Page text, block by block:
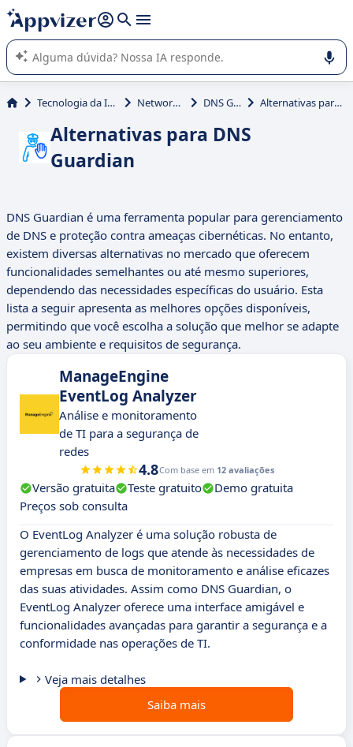
de nossa IA (várias linhas com
A IA do Appvizer o orienta no uso ou na seleção de software
SaaS para sua empresa.
Tecnologia da Informação (TI) Network Security DNS Guardian Alternativas para DNS Guardian
Alternativas para DNS
Guardian
DNS Guardian é uma ferramenta popular para gerenciamento
de DNS e proteção contra ameaças cibernéticas. No entanto,
existem diversas alternativas no mercado que oferecem
funcionalidades semelhantes ou até mesmo superiores,
dependendo das necessidades específicas do usuário. Esta
lista a seguir apresenta as melhores opções disponíveis,
permitindo que você escolha a solução que melhor se adapte
ao seu ambiente e requisitos de segurança.
ManageEngine
EventLog Analyzer
Análise e monitoramento
de TI para a segurança de
redes
4.8Com base em 12 avaliações
Versão gratuita Teste gratuito
Demo gratuita
Preços sob consulta
O EventLog Analyzer é uma solução robusta de
gerenciamento de logs que atende às necessidades de
empresas em busca de monitoramento e análise eficazes
das suas atividades. Assim como DNS Guardian, o
EventLog Analyzer oferece uma interface amigável e
funcionalidades avançadas para garantir a segurança e a
conformidade nas operações de TI.
Veja mais detalhes
Saiba mais